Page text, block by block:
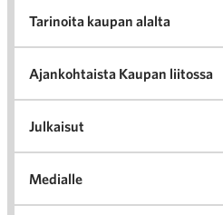
Tarinoita kaupan alalta
Ajankohtaista Kaupan liitossa
Julkaisut
Medialle